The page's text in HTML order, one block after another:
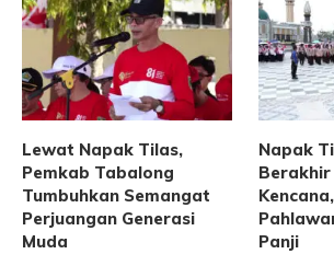
Lewat Napak Tilas,
Pemkab Tabalong
Tumbuhkan Semangat
Perjuangan Generasi
Muda
Napak
Berakhir
Panji